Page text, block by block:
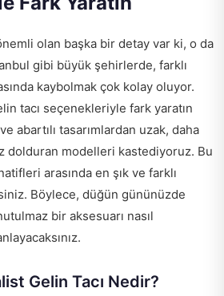
olan başka bir detay var ki, o da
gibi büyük şehirlerde, farklı
kaybolmak çok kolay oluyor.
tacı seçenekleriyle fark yaratın
abartılı tasarımlardan uzak, daha
dolduran modelleri kastediyoruz. Bu
arasında en şık ve farklı
Böylece, düğün gününüzde
bir aksesuarı nasıl
Gelin Tacı Nedir?